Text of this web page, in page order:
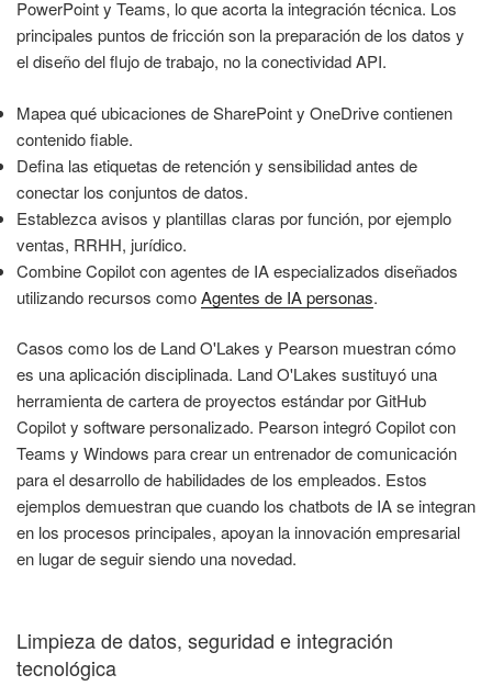
PowerPoint y Teams, lo que acorta la integración técnica. Los
principales puntos de fricción son la preparación de los datos y
el diseño del flujo de trabajo, no la conectividad API.
Mapea qué ubicaciones de SharePoint y OneDrive contienen
contenido fiable.
Defina las etiquetas de retención y sensibilidad antes de
conectar los conjuntos de datos.
Establezca avisos y plantillas claras por función, por ejemplo
ventas, RRHH, jurídico.
Combine Copilot con agentes de IA especializados diseñados
utilizando recursos comoAgentes de IA personas.
Casos como los de Land O'Lakes y Pearson muestran cómo
es una aplicación disciplinada. Land O'Lakes sustituyó una
herramienta de cartera de proyectos estándar por GitHub
Copilot y software personalizado. Pearson integró Copilot con
Teams y Windows para crear un entrenador de comunicación
para el desarrollo de habilidades de los empleados. Estos
ejemplos demuestran que cuando los chatbots de IA se integran
en los procesos principales, apoyan la innovación empresarial
en lugar de seguir siendo una novedad.
Limpieza de datos, seguridad e integración
tecnológica